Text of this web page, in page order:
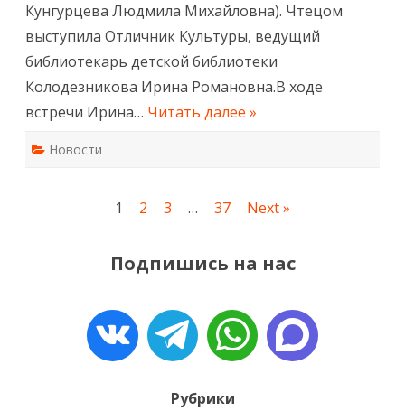
Кунгурцева Людмила Михайловна). Чтецом
выступила Отличник Культуры, ведущий
библиотекарь детской библиотеки
Колодезникова Ирина Романовна.В ходе
встречи Ирина… Читать далее »
Новости
1 2 3 … 37 Next »
Подпишись на нас
Рубрики